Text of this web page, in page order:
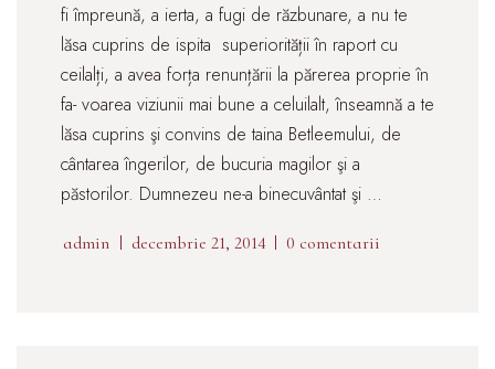
fi împreună, a ierta, a fugi de răzbunare, a nu te
lăsa cuprins de ispita superiorității în raport cu
ceilalți, a avea forța renunțării la părerea proprie în
fa- voarea viziunii mai bune a celuilalt, înseamnă a te
lăsa cuprins şi convins de taina Betleemului, de
cântarea îngerilor, de bucuria magilor şi a
păstorilor. Dumnezeu ne-a binecuvântat şi …
admin decembrie 21, 2014 0 comentarii